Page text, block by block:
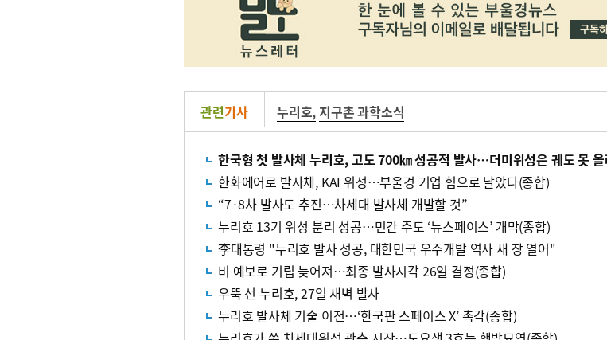
관련기사 누리호,지구촌 과학소식
한국형 첫 발사체 누리호, 고도 700㎞ 성공적 발사…더미위성은 궤도 못 올
한화에어로 발사체, KAI 위성…부울경 기업 힘으로 날았다(종합)
“7·8차 발사도 추진…차세대 발사체 개발할 것”
누리호 13기 위성 분리 성공…민간 주도 ‘뉴스페이스’ 개막(종합)
李대통령 "누리호 발사 성공, 대한민국 우주개발 역사 새 장 열어"
비 예보로 기립 늦어져…최종 발사시각 26일 결정(종합)
우뚝 선 누리호, 27일 새벽 발사
누리호 발사체 기술 이전…‘한국판 스페이스 X’ 촉각(종합)